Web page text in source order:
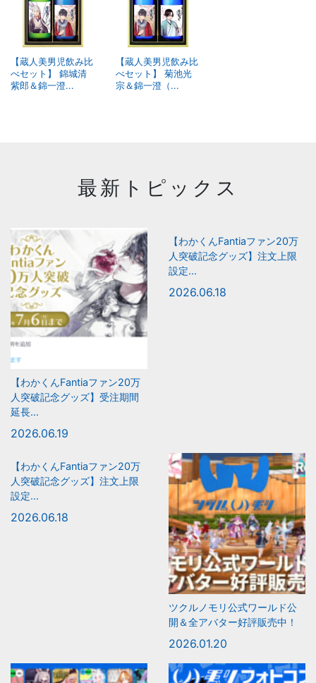
【蔵人美男児飲み比
べセット】 錦城清
紫郎＆錦一澄...
【蔵人美男児飲み比
べセット】 菊池光
宗＆錦一澄（...
最新トピックス
【わかくんFantiaファン20万
人突破記念グッズ】受注期間
延長...
2026.06.19
【わかくんFantiaファン20万
人突破記念グッズ】注文上限
設定...
2026.06.18
【わかくんFantiaファン20万
人突破記念グッズ】注文上限
設定...
2026.06.18
ツクルノモリ公式ワールド公
開＆全アバター好評販売中！
2026.01.20